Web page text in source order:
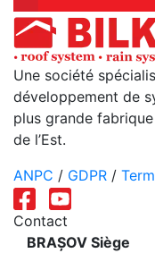
Une société
développement de
plus grande
de l’Est.
ANPC / GDPR /
Contact
BRAȘOV Siège